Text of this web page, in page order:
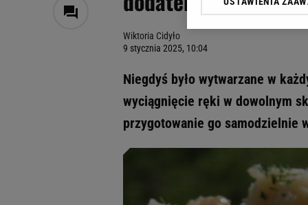
Wiktoria Cidyło
9 stycznia 2025, 10:04
Niegdyś było wytwarzane w
wyciągnięcie ręki w dowolnym
przygotowanie go samodzielnie
Klikając „Akceptuję”
odnośnik „Ustawienia
My, nasi Zaufani
Użycie dokładnych
Przechowywanie